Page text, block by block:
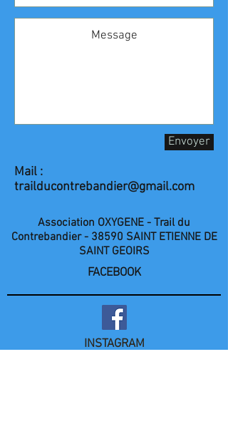
Envoyer
Mail :
trailducontrebandier@gmail.com
Association OXYGENE - Trail du
Contrebandier -38590 SAINT ETIENNE DE
SAINT GEOIRS
FACEBOOK
INSTAGRAM